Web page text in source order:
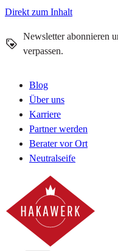
Direkt zum Inhalt
Newsletter abonnieren
verpassen.
Blog
Über uns
Karriere
Partner werden
Berater vor Ort
Neutralseife